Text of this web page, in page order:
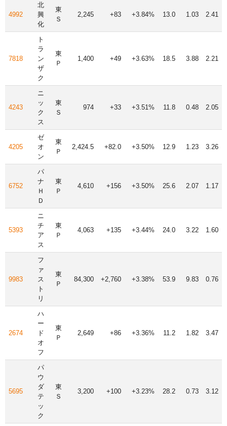
4992
北
興
化
東
Ｓ
2,245 +83 +3.84% 13.0 1.03 2.41
7818
ト
ラ
ン
ザ
ク
東
Ｐ
1,400 +49 +3.63% 18.5 3.88 2.21
4243
ニ
ッ
ク
ス
東
Ｓ
974 +33 +3.51% 11.8 0.48 2.05
4205
ゼ
オ
ン
東
Ｐ
2,424.5 +82.0 +3.50% 12.9 1.23 3.26
6752
パ
ナ
Ｈ
Ｄ
東
Ｐ
4,610 +156 +3.50% 25.6 2.07 1.17
5393
ニ
チ
ア
ス
東
Ｐ
4,063 +135 +3.44% 24.0 3.22 1.60
9983
フ
ァ
ス
ト
リ
東
Ｐ
84,300 +2,760 +3.38% 53.9 9.83 0.76
2674
ハ
ー
ド
オ
フ
東
Ｐ
2,649 +86 +3.36% 11.2 1.82 3.47
5695
パ
ウ
ダ
テ
ッ
ク
東
Ｓ
3,200 +100 +3.23% 28.2 0.73 3.12